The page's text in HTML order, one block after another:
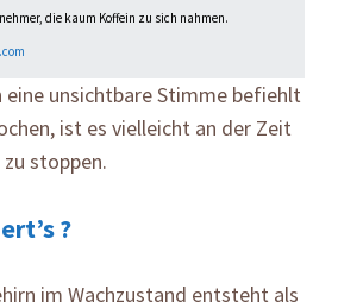
die kaum Koffein zu sich nahmen.
eine unsichtbare Stimme befiehlt
ist es vielleicht an der Zeit
stoppen.
?
im Wachzustand entsteht als